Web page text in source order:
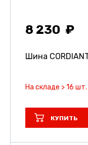
8 230
Шина
На складе > 16 шт.
КУПИТЬ